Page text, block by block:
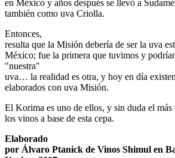
en México y años después se llevó a
también como uva Criolla.
Entonces,
resulta que la Misión debería de ser la uva
México; fue la primera que tuvimos y
"nuestra"
uva… la realidad es otra, y hoy en día
elaborados con uva Misión.
El Korima es uno de ellos, y sin duda el más
los vinos a base de esta cepa.
Elaborado
por Álvaro Ptanick de Vinos Shimul en